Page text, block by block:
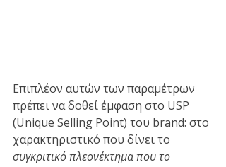
Επιπλέον αυτών των παραμέτρων
πρέπει να δοθεί έμφαση στο USP
(Unique Selling Point) του brand: στο
χαρακτηριστικό που δίνει το
συγκριτικό πλεονέκτημα που το